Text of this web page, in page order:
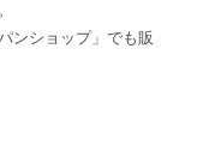
ンショップ」でも販